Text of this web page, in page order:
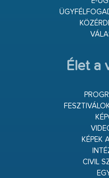
Élet a
KÉPEK
CIVIL